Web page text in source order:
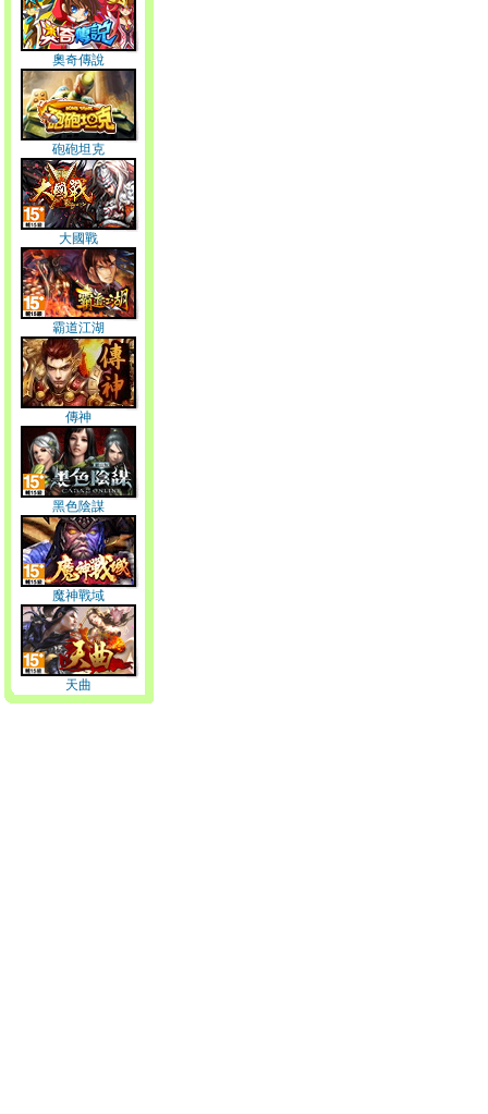
奧奇傳說
砲砲坦克
大國戰
霸道江湖
傳神
黑色陰謀
魔神戰域
天曲